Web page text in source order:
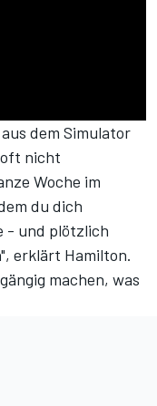
dem Simulator
oft nicht
Woche im
du dich
- und plötzlich
erklärt Hamilton.
machen, was